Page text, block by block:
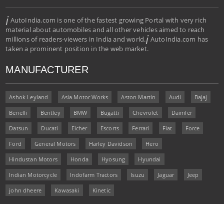
iAutoIndia.com is one of the fastest growing Portal with very rich
material about automobiles and all other vehicles aimed to reach
millions of readers-viewers in India and world.iAutoIndia.com has
taken a prominent position in the web market.
MANUFACTURER
Ashok Leyland Asia Motor Works Aston Martin Audi Bajaj
Benelli Bentley BMW Bugatti Chevrolet Daimler
Datsun Ducati Eicher Escorts Ferrari Fiat Force
Ford General Motors Harley Davidson Hero
Hindustan Motors Honda Hyosung Hyundai
Indian Motorcycle Indofarm Tractors Isuzu Jaguar Jeep
john dheere Kawasaki Kinetic